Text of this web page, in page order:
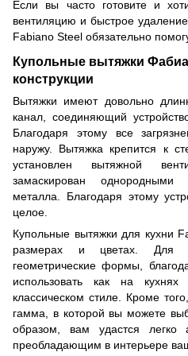
Если вы часто готовите и
вентиляцию и быстрое
Fabiano Steel обязательно
Купольные вытяжки
конструкции
Вытяжки имеют довольно
канал, соединяющий
Благодаря этому все
наружу. Вытяжка крепится к
установлен вытяжной
замаскирован однородными
металла. Благодаря этому
целое.
Купольные вытяжки для кухни
размерах и цветах. Для
геометрические формы,
использовать как на
классическом стиле. Кроме
гамма, в которой вы можете
образом, вам удастся легко
преобладающим в интерьере